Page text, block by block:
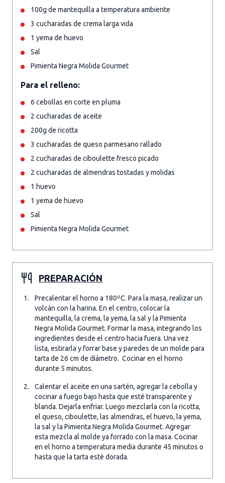
100g de mantequilla a temperatura ambiente
3 cucharadas de crema larga vida
1 yema de huevo
Sal
Pimienta Negra Molida Gourmet
Para el relleno:
6 cebollas en corte en pluma
2 cucharadas de aceite
200g de ricotta
3 cucharadas de queso parmesano rallado
2 cucharadas de ciboulette fresco picado
2 cucharadas de almendras tostadas y molidas
1 huevo
1 yema de huevo
Sal
Pimienta Negra Molida Gourmet
PREPARACIÓN
Precalentar el horno a 180ºC. Para la masa, realizar un
volcán con la harina. En el centro, colocar la
mantequilla, la crema, la yema, la sal y la Pimienta
Negra Molida Gourmet. Formar la masa, integrando los
ingredientes desde el centro hacia fuera. Una vez
lista, estirarla y forrar base y paredes de un molde para
tarta de 26 cm de diámetro. Cocinar en el horno
durante 5 minutos.
Calentar el aceite en una sartén, agregar la cebolla y
cocinar a fuego bajo hasta que esté transparente y
blanda. Dejarla enfriar. Luego mezclarla con la ricotta,
el queso, ciboulette, las almendras, el huevo, la yema,
la sal y la Pimienta Negra Molida Gourmet. Agregar
esta mezcla al molde ya forrado con la masa. Cocinar
en el horno a temperatura media durante 45 minutos o
hasta que la tarta esté dorada.